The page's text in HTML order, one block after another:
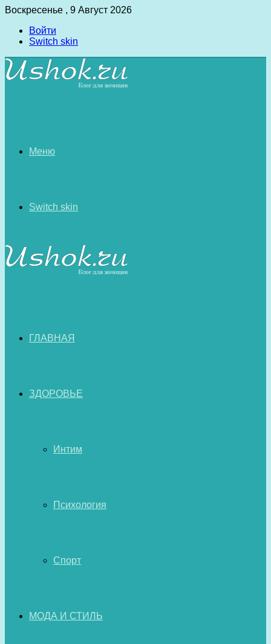
Воскресенье , 9 Август 2026
Войти
Switch skin
Меню
Switch skin
ГЛАВНАЯ
ЗДОРОВЬЕ
Интим
Психология
Спорт
МОДА И СТИЛЬ